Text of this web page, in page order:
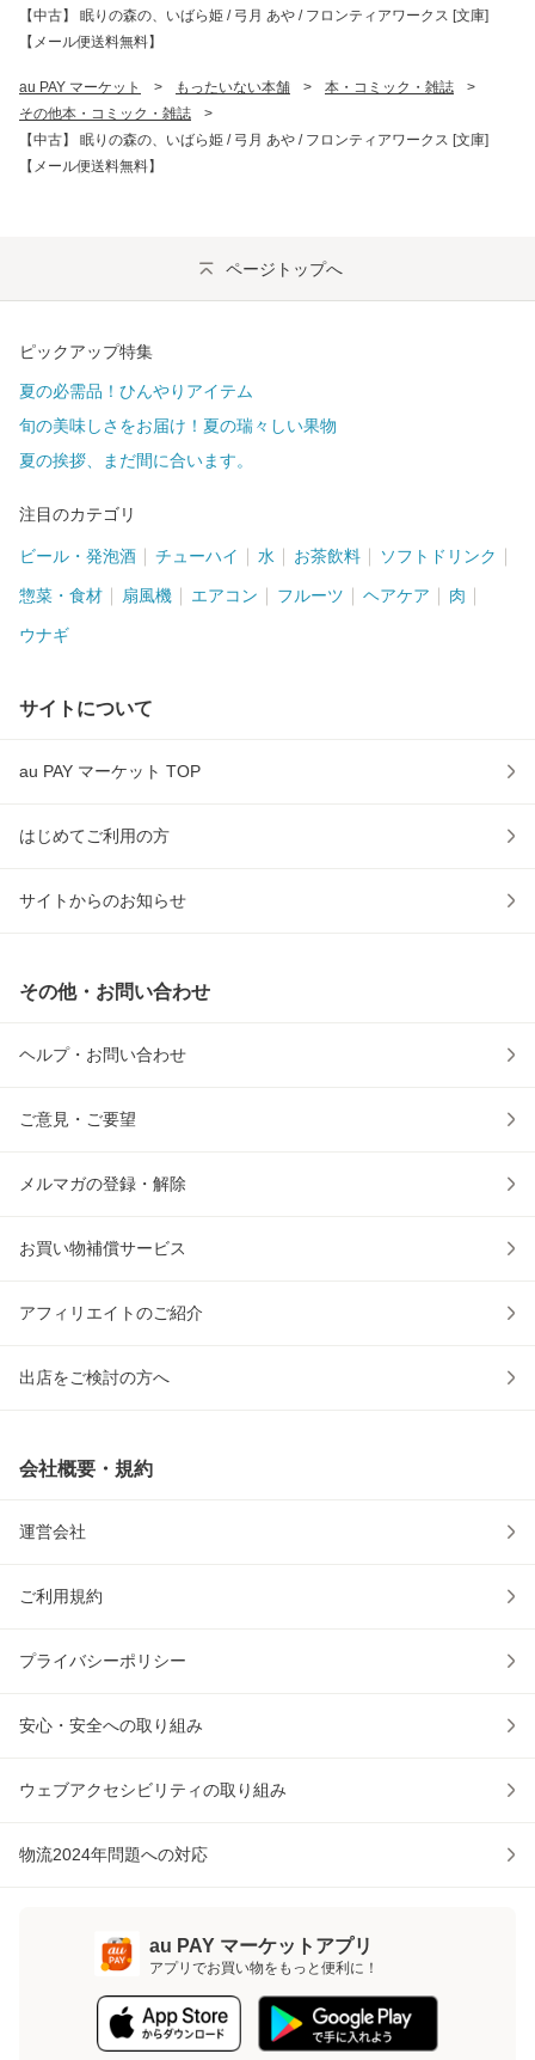
【中古】 眠りの森の、いばら姫 / 弓月 あや / フロンティアワークス [文庫]
【メール便送料無料】
au PAY マーケット > もったいない本舗 > 本・コミック・雑誌
>
その他本・コミック・雑誌
>
【中古】 眠りの森の、いばら姫 / 弓月 あや / フロンティアワークス [文庫]
【メール便送料無料】
ページトップへ
ピックアップ特集
夏の必需品！ひんやりアイテム
旬の美味しさをお届け！夏の瑞々しい果物
夏の挨拶、まだ間に合います。
注目のカテゴリ
ビール・発泡酒 チューハイ 水 お茶飲料 ソフトドリンク
惣菜・食材 扇風機 エアコン フルーツ ヘアケア 肉
ウナギ
サイトについて
au PAY マーケット TOP
はじめてご利用の方
サイトからのお知らせ
その他・お問い合わせ
ヘルプ・お問い合わせ
ご意見・ご要望
メルマガの登録・解除
お買い物補償サービス
アフィリエイトのご紹介
出店をご検討の方へ
会社概要・規約
運営会社
ご利用規約
プライバシーポリシー
安心・安全への取り組み
ウェブアクセシビリティの取り組み
物流2024年問題への対応
au PAY マーケットアプリ
アプリでお買い物をもっと便利に！